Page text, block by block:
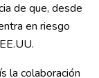
de que, desde
en riesgo
la colaboración